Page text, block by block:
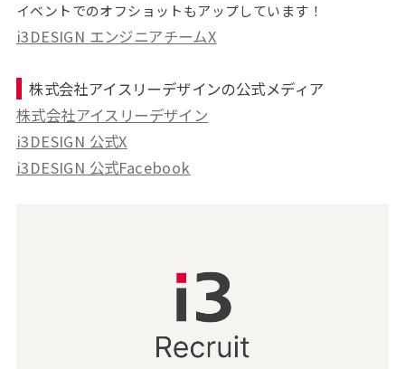
イベントでのオフショットもアップしています！
i3DESIGN エンジニアチームX
株式会社アイスリーデザインの公式メディア
株式会社アイスリーデザイン
i3DESIGN 公式X
i3DESIGN 公式Facebook